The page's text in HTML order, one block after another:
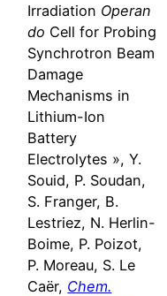
Irradiation Operan
do Cell for Probing
Synchrotron Beam
Damage
Mechanisms in
Lithium-Ion
Battery
Electrolytes », Y.
Souid, P. Soudan,
S. Franger, B.
Lestriez, N. Herlin-
Boime, P. Poizot,
P. Moreau, S. Le
Caër, Chem.